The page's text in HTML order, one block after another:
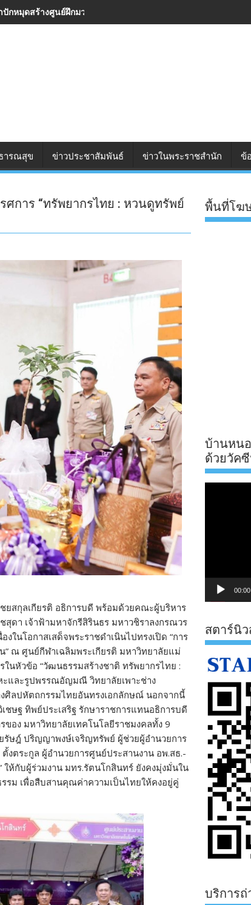
กหมุดสร้างศูนย์ฝึกมวยไทยและออกกำลังกาย จัดพิธีลงเสาเอก–
ารณสุข ข่าวประชาสัมพันธ์ ข่าวในพระราชสำนัก ข้
การ “ทรัพยากรไทย : หวนดูทรัพย์
ยสกุลเกียรติ อธิการบดี พร้อมด้วยคณะผู้บริหาร
สุดา เจ้าฟ้ามหาจักรีสิรินธร มหาวชิราลงกรณวร
นโอกาสเสด็จพระราชดำเนินไปทรงเปิด “การ
ณ ศูนย์กีฬาเฉลิมพระเกียรติ มหาวิทยาลัยแม่
นหัวข้อ “วัฒนธรรมสร้างชาติ ทรัพยากรไทย :
ะและรูปพรรณอัญมณี วิทยาลัยเพาะช่าง
ลปหัตถกรรมไทยอันทรงเอกลักษณ์ นอกจากนี้
ษฐ ทิพย์ประเสริฐ รักษาราชการแทนอธิการบดี
อง มหาวิทยาลัยเทคโนโลยีราชมงคลทั้ง 9
รัษฎ์ ปริญญาพงษ์เจริญทรัพย์ ผู้ช่วยผู้อำนวยการ
งตระกูล ผู้อำนวยการศูนย์ประสานงาน อพ.สธ.-
ห้กับผู้ร่วมงาน มทร.รัตนโกสินทร์ ยังคงมุ่งมั่นใน
ม เพื่อสืบสานคุณค่าความเป็นไทยให้คงอยู่คู่
พื้นที่โฆ
บ้านหน
ด้วยวัค
00:00
สตาร์นิว
บริการ